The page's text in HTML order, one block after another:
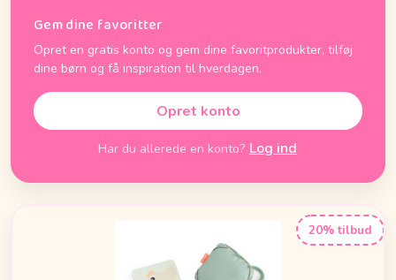
Gem dine favoritter
Opret en gratis konto og gem dine favoritprodukter, tilføj
dine børn og få inspiration til hverdagen.
Opret konto
Har du allerede en konto? Log ind
20% tilbud